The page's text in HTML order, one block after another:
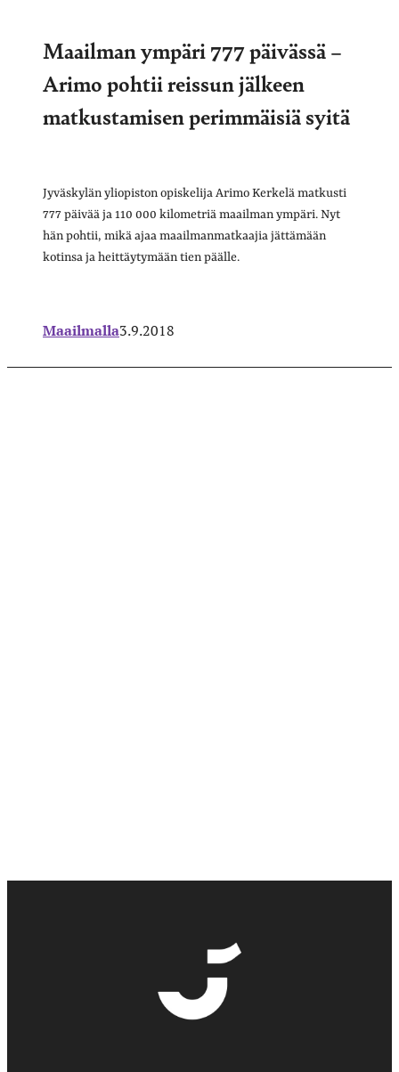
Maailman ympäri 777 päivässä –
Arimo pohtii reissun jälkeen
matkustamisen perimmäisiä syitä
Jyväskylän yliopiston opiskelija Arimo Kerkelä matkusti
777 päivää ja 110 000 kilometriä maailman ympäri. Nyt
hän pohtii, mikä ajaa maailmanmatkaajia jättämään
kotinsa ja heittäytymään tien päälle.
Maailmalla3.9.2018